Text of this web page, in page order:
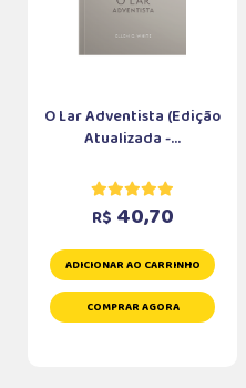
O Lar Adventista (Edição
Atualizada -...
R$ 40,70
ADICIONAR AO CARRINHO
COMPRAR AGORA